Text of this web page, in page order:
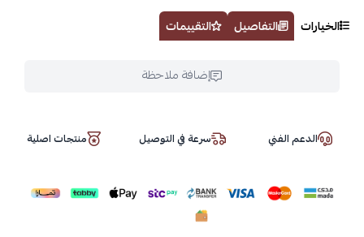
الخيارات التفاصيل التقييمات
إضافة ملاحظة
الدعم الفني سرعة في التوصيل منتجات اصلية